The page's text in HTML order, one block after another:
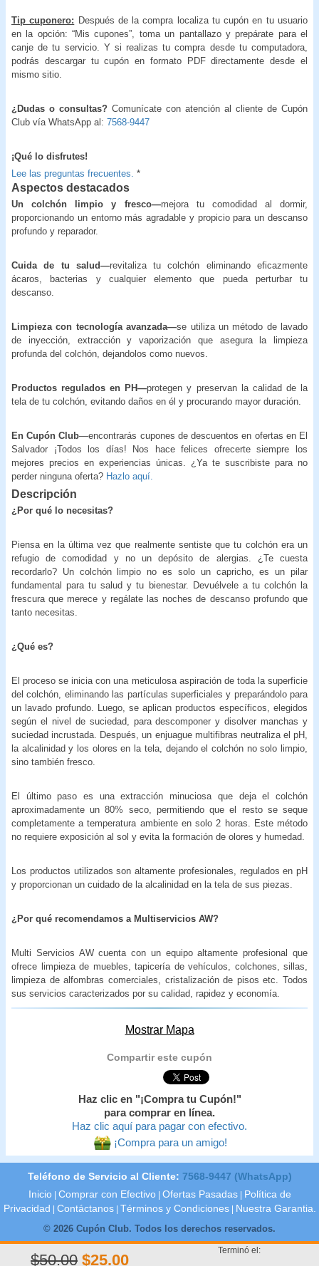
Tip cuponero: Después de la compra localiza tu cupón en tu usuario
en la opción: “Mis cupones”, toma un pantallazo y prepárate para el
canje de tu servicio. Y si realizas tu compra desde tu computadora,
podrás descargar tu cupón en formato PDF directamente desde el
mismo sitio.
¿Dudas o consultas? Comunícate con atención al cliente de Cupón
Club vía WhatsApp al: 7568-9447
¡Qué lo disfrutes!
Lee las preguntas frecuentes. *
Aspectos destacados
Un colchón limpio y fresco—mejora tu comodidad al dormir,
proporcionando un entorno más agradable y propicio para un descanso
profundo y reparador.
Cuida de tu salud—revitaliza tu colchón eliminando eficazmente
ácaros, bacterias y cualquier elemento que pueda perturbar tu
descanso.
Limpieza con tecnología avanzada—se utiliza un método de lavado
de inyección, extracción y vaporización que asegura la limpieza
profunda del colchón, dejandolos como nuevos.
Productos regulados en PH—protegen y preservan la calidad de la
tela de tu colchón, evitando daños en él y procurando mayor duración.
En Cupón Club—encontrarás cupones de descuentos en ofertas en El
Salvador ¡Todos los días! Nos hace felices ofrecerte siempre los
mejores precios en experiencias únicas. ¿Ya te suscribiste para no
perder ninguna oferta? Hazlo aquí.
Descripción
¿Por qué lo necesitas?
Piensa en la última vez que realmente sentiste que tu colchón era un
refugio de comodidad y no un depósito de alergias. ¿Te cuesta
recordarlo? Un colchón limpio no es solo un capricho, es un pilar
fundamental para tu salud y tu bienestar. Devuélvele a tu colchón la
frescura que merece y regálate las noches de descanso profundo que
tanto necesitas.
¿Qué es?
El proceso se inicia con una meticulosa aspiración de toda la superficie
del colchón, eliminando las partículas superficiales y preparándolo para
un lavado profundo. Luego, se aplican productos específicos, elegidos
según el nivel de suciedad, para descomponer y disolver manchas y
suciedad incrustada. Después, un enjuague multifibras neutraliza el pH,
la alcalinidad y los olores en la tela, dejando el colchón no solo limpio,
sino también fresco.
El último paso es una extracción minuciosa que deja el colchón
aproximadamente un 80% seco, permitiendo que el resto se seque
completamente a temperatura ambiente en solo 2 horas. Este método
no requiere exposición al sol y evita la formación de olores y humedad.
Los productos utilizados son altamente profesionales, regulados en pH
y proporcionan un cuidado de la alcalinidad en la tela de sus piezas.
¿Por qué recomendamos a Multiservicios AW?
Multi Servicios AW cuenta con un equipo altamente profesional que
ofrece limpieza de muebles, tapicería de vehículos, colchones, sillas,
limpieza de alfombras comerciales, cristalización de pisos etc. Todos
sus servicios caracterizados por su calidad, rapidez y economía.
Mostrar Mapa
Compartir este cupón
Haz clic en "¡Compra tu Cupón!"
para comprar en línea.
Haz clic aquí para pagar con efectivo.
¡Compra para un amigo!
$50.00 $25.00
Terminó el:
Teléfono de Servicio al Cliente: 7568-9447 (WhatsApp)
Inicio Comprar con Efectivo Ofertas Pasadas
Política de
Privacidad
Contáctanos Términos y Condiciones
Nuestra Garantia.
© 2026 Cupón Club. Todos los derechos reservados.